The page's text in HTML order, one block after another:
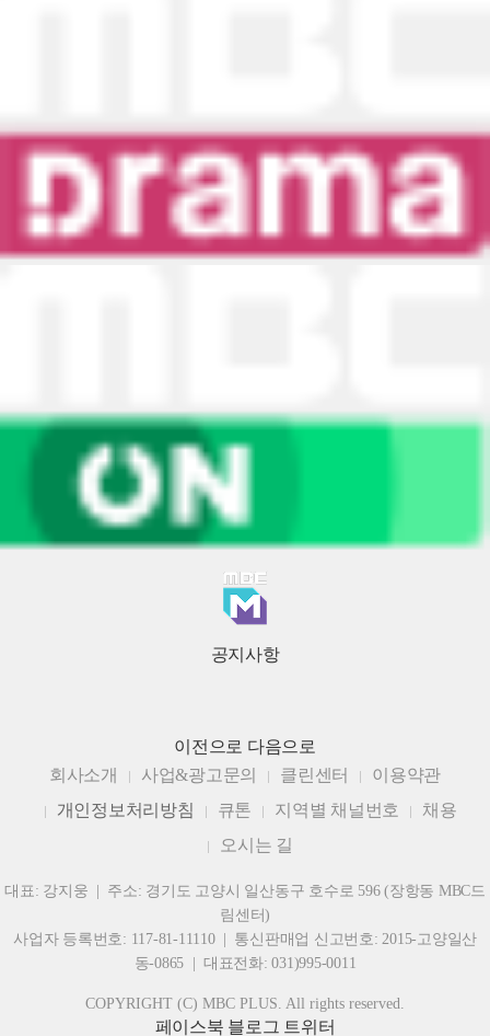
공지사항
이전으로 다음으로
회사소개
사업&광고문의 클린센터
이용약관
개인정보처리방침
큐톤 지역별 채널번호
채용
오시는 길
대표: 강지웅 | 주소: 경기도 고양시 일산동구 호수로 596 (장항동 MBC드
림센터)
사업자 등록번호: 117-81-11110 | 통신판매업 신고번호: 2015-고양일산
동-0865 | 대표전화: 031)995-0011
COPYRIGHT (C) MBC PLUS. All rights reserved.
페이스북 블로그 트위터